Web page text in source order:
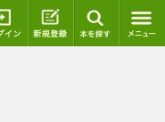
ログイン 新規登録